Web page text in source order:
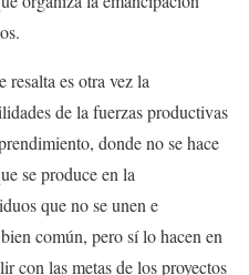
es otra vez la
de la fuerzas productivas
donde no se hace
se produce en la
que no se unen e
común, pero sí lo hacen en
con las metas de los proyectos